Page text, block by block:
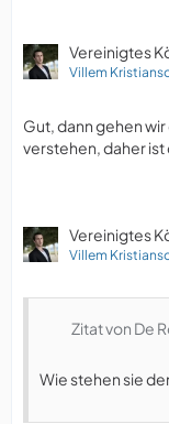
Vereinigtes
Villem
Gut, dann gehen
verstehen, daher ist
Vereinigtes
Villem
Zitat von De
Wie stehen sie